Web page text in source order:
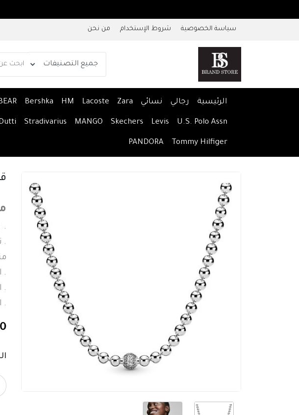
سياسة الخصوصية شروط الإستخدام من نحن
الرئيسية رجالي نسائي Zara
Lacoste
HM
Bershka
U.S. Polo Assn
Levis
Skechers
MANGO
Stradivarius
Tommy Hilfiger
PANDORA
.
.
.
.
.